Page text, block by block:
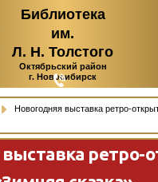
Библиотека
им.
Л. Н. Толстого
Октябрьский район
г. Новосибирск
Новогодняя выставка ретро-
ретро-